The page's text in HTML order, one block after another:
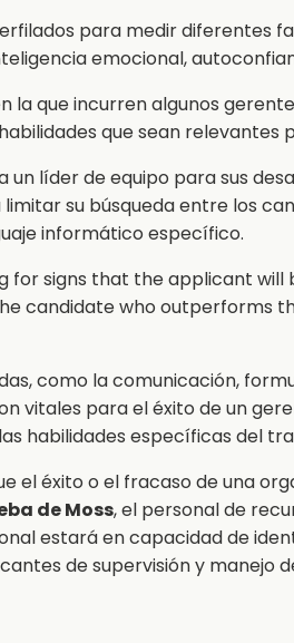
para medir diferentes
emocional,
la que incurren algunos
que sean relevantes
un líder de equipo para sus
su búsqueda entre los
informático específico.
for signs that the applicant
candidate who outperforms
como la comunicación,
vitales para el éxito de un
habilidades específicas del
el éxito o el fracaso de una
de Moss,el personal de
estará en capacidad de
de supervisión y manejo